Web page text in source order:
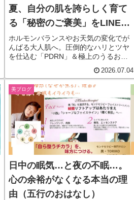
夏、自分の肌を誇らしく育て
る「秘密のご褒美」をLINEか
らお届け
ホルモンバランスやお天気の変化でが
んばる大人肌へ。圧倒的なハリとツヤ
を仕込む「PDRN」＆極上のうるおい
最新肌管理がこの夏解禁！公式LINE限
定の特別な贈り物を受け取ってくださ
い
2026.07.04
美ブログ
日中の眠気…と夜の不眠…。
心の余裕がなくなる本当の理
由（五行のおはなし）